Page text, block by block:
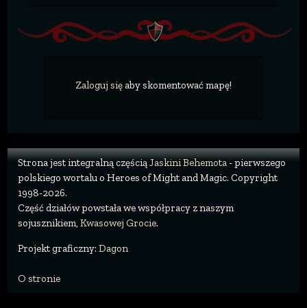
Zaloguj sięaby skomentować mapę!
Strona jest integralną częściąJaskini Behemota- pierwszego
polskiego wortalu o Heroes of Might and Magic. Copyright
1998-2026.
Część działów powstała we współpracy z naszym
sojusznikiem, Kwasowej Grocie.
Projekt graficzny: Dagon
O stronie